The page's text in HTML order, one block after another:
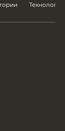
Технологии